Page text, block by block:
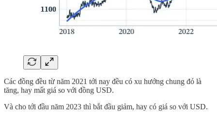
Các đồng đều từ năm 2021 tới nay đều có xu hướng chung đó là
tăng, hay mất giá so với đồng USD.
Và cho tới đầu năm 2023 thì bắt đầu giảm, hay có giá so với USD.